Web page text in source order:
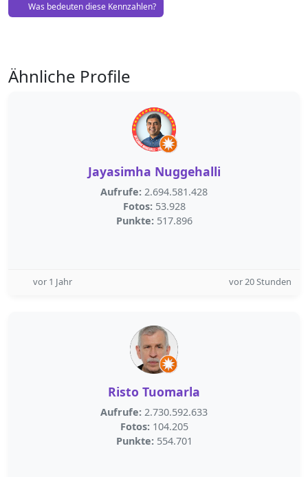
Was bedeuten diese Kennzahlen?
Ähnliche Profile
Jayasimha Nuggehalli
Aufrufe: 2.694.581.428
Fotos: 53.928
Punkte: 517.896
vor 1 Jahr vor 20 Stunden
Risto Tuomarla
Aufrufe: 2.730.592.633
Fotos: 104.205
Punkte: 554.701